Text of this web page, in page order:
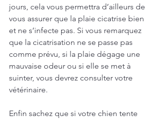
jours, cela vous permettra d’ailleurs de
vous assurer que la plaie cicatrise bien
et ne s’infecte pas. Si vous remarquez
que la cicatrisation ne se passe pas
comme prévu, si la plaie dégage une
mauvaise odeur ou si elle se met à
suinter, vous devrez consulter votre
vétérinaire.
Enfin sachez que si votre chien tente